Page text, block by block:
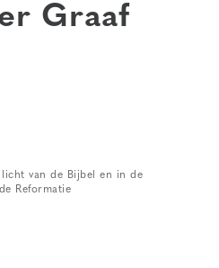
Graaf
licht van de Bijbel en in de
Reformatie